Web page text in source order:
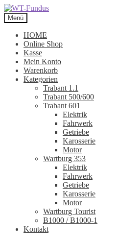
Zur
Navigation
springen
Zum
Inhalt
springen
Menü
HOME
Online Shop
Kasse
Mein Konto
Warenkorb
Kategorien
Trabant 1.1
Trabant 500/600
Trabant 601
Elektrik
Fahrwerk
Getriebe
Karosserie
Motor
Wartburg 353
Elektrik
Fahrwerk
Getriebe
Karosserie
Motor
Wartburg Tourist
B1000 / B1000-1
Kontakt